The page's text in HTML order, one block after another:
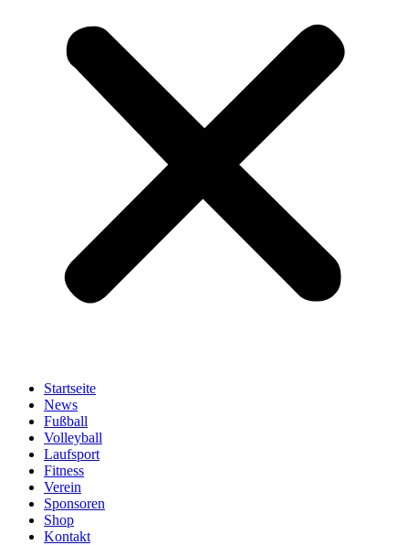
Startseite
News
Fußball
Volleyball
Laufsport
Fitness
Verein
Sponsoren
Shop
Kontakt